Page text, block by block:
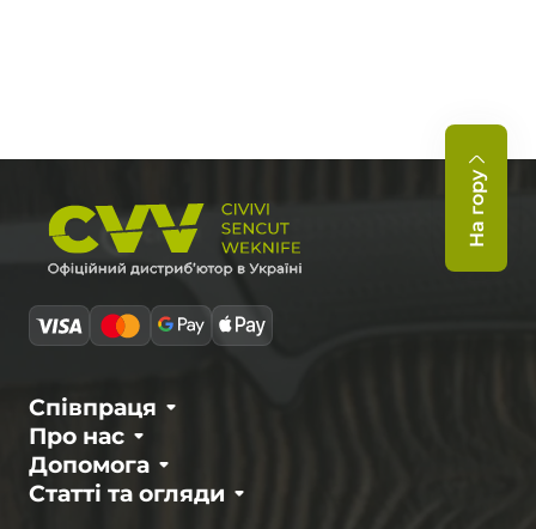
На гору
Про нас
Співпраця
Статті та огляди
Допомога